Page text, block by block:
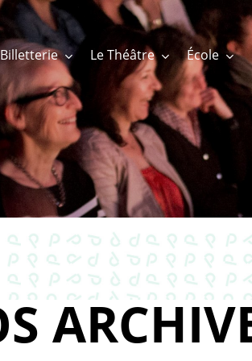
Billetterie Le Théâtre École